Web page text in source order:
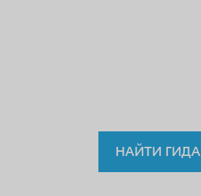
НАЙТИ ГИДА